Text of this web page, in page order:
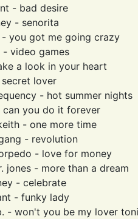
- bad desire
- senorita
- you got me going crazy
- video games
a look in your heart
secret lover
- hot summer nights
can you do it forever
- one more time
- revolution
- love for money
jones - more than a dream
- celebrate
- funky lady
- won't you be my lover